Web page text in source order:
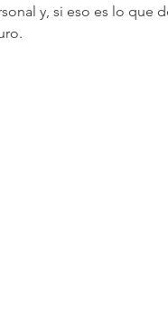
y, si eso es lo que